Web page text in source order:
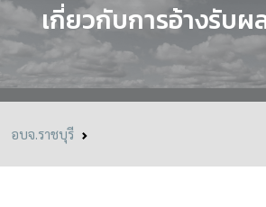
เกี่ยวกับการอ้างรับผ
อบจ.ราชบุรี